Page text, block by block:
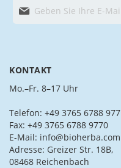
l
S
i
s
i
c
h
f
KONTAKT
Mo.–Fr. 8–17 Uhr
Telefon: +49 3765 6788 977
Fax: +49 3765 6788 9770
E-Mail: info@bioherba.com
Adresse: Greizer Str. 18B,
08468 Reichenbach